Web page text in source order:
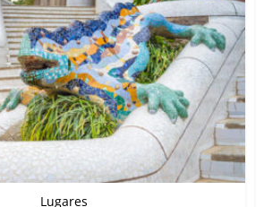
Lugares